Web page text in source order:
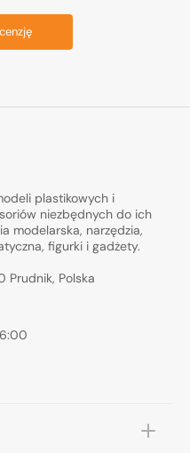
plastikowych i
niezbędnych do ich
modelarska, narzędzia,
figurki i gadżety.
Prudnik, Polska